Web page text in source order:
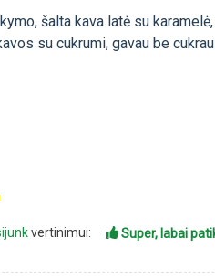
šalta kava latė su
su cukrumi, gavau be
vertinimui: Super, labai